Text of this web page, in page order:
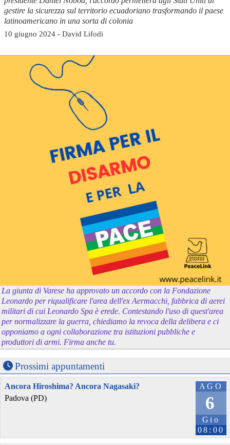
gestire la sicurezza sul territorio ecuadoriano trasformando il paese
latinoamericano in una sorta di colonia
10 giugno 2024 - David Lifodi
La giunta di Varese ha approvato un accordo con la Fondazione
Leonardo per riqualificare l'area dell'ex Aermacchi, fabbrica di aerei
militari di cui Leonardo Spa è erede. Contestando l'uso di quest'area
per normalizzare la guerra, chiediamo la revoca della delibera e ci
opponiamo a ogni collaborazione tra istituzioni pubbliche e
produttori di armi. Firma anche tu.
Prossimi appuntamenti
AGO
6
Gio
08:00
Ancora Hiroshima? Ancora Nagasaki?
Padova (PD)